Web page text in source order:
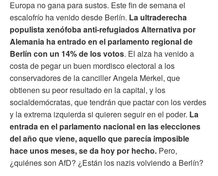
Europa no gana para sustos. Este fin de semana el
escalofrío ha venido desde Berlín. La ultraderecha
populista xenófoba anti-refugiados Alternativa por
Alemania ha entrado en el parlamento regional de
Berlín con un 14% de los votos. El alza ha venido a
costa de pegar un buen mordisco electoral a los
conservadores de la canciller Angela Merkel, que
obtienen su peor resultado en la capital, y los
socialdemócratas, que tendrán que pactar con los verdes
y la extrema izquierda si quieren seguir en el poder. La
entrada en el parlamento nacional en las elecciones
del año que viene, aquello que parecía imposible
hace unos meses, se da hoy por hecho. Pero,
¿quiénes son AfD? ¿Están los nazis volviendo a Berlín?